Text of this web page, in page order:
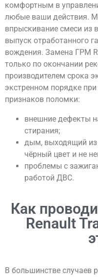
комфортным в
любые ваши действия.
впрыскивание смеси из
выпуск отработанного
вождения. Замена ГРМ
только по окончании
производителем срока
экстренном порядке
признаков поломки:
внешние дефекты
стирания;
дым, выходящий из
чёрный цвет и не
проблемы с
работой ДВС.
Как
Renault
В большинстве случаев